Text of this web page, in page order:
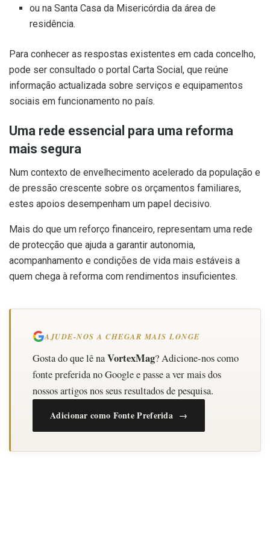
ou na Santa Casa da Misericórdia da área de
residência.
Para conhecer as respostas existentes em cada concelho,
pode ser consultado o portal Carta Social, que reúne
informação actualizada sobre serviços e equipamentos
sociais em funcionamento no país.
Uma rede essencial para uma reforma
mais segura
Num contexto de envelhecimento acelerado da população e
de pressão crescente sobre os orçamentos familiares,
estes apoios desempenham um papel decisivo.
Mais do que um reforço financeiro, representam uma rede
de protecção que ajuda a garantir autonomia,
acompanhamento e condições de vida mais estáveis a
quem chega à reforma com rendimentos insuficientes.
AJUDE-NOS A CHEGAR MAIS LONGE
Gosta do que lê naVortexMag? Adicione-nos como
fonte preferida no Google e passe a ver mais dos
nossos artigos nos seus resultados de pesquisa.
Adicionar como Fonte Preferida →